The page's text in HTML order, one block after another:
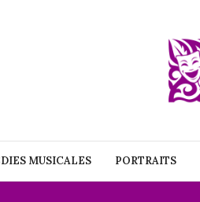
MUSICALES PORTRAITS